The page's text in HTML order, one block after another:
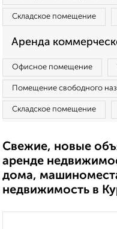
Складское помещение
Аренда
Офисное помещение
Помещение свободного
Складское помещение
Свежие, новые
аренде
дома,
недвижимость в